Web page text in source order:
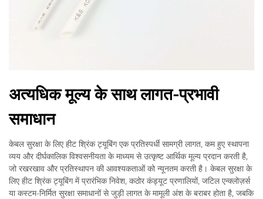
अत्यधिक मूल्य के साथ लागत-प्रभावी
समाधान
केबल सुरक्षा के लिए हीट श्रिंक ट्यूबिंग एक प्रतिस्पर्धी सामग्री लागत, कम हुए स्थापना
व्यय और दीर्घकालिक विश्वसनीयता के माध्यम से उत्कृष्ट आर्थिक मूल्य प्रदान करती है,
जो रखरखाव और प्रतिस्थापन की आवश्यकताओं को न्यूनतम करती है। केबल सुरक्षा के
लिए हीट श्रिंक ट्यूबिंग में प्रारंभिक निवेश, कठोर कंड्यूट प्रणालियों, जटिल एन्क्लोज़र्स
या कस्टम-निर्मित सुरक्षा समाधानों से जुड़ी लागत के मामूली अंश के बराबर होता है, जबकि